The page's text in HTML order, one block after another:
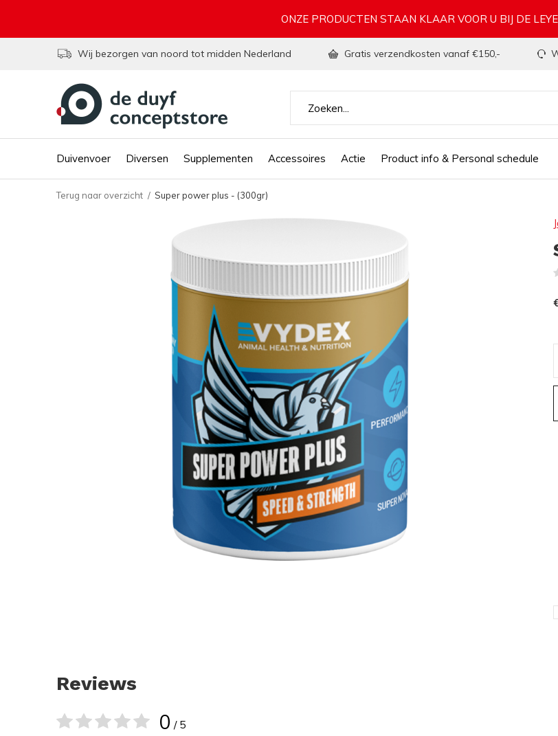
Duivenvoer Diversen Supplementen Accessoires Actie Product info & Personal schedule
Wij bezorgen van noord tot midden Nederland Gratis verzendkosten vanaf €150,-
ONZE PRODUCTEN STAAN KLAAR VOOR U BIJ DE
Terug naar overzicht Super power plus - (300gr)
Reviews
0 / 5